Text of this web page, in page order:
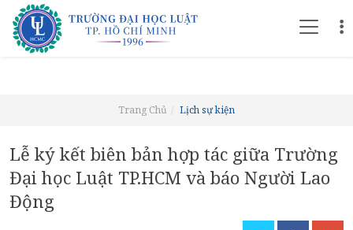
Trang Chủ Lịch sự kiện
Lễ ký kết biên bản hợp tác giữa Trường
Đại học Luật TP.HCM và báo Người Lao
Động